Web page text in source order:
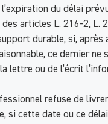
du délai
articles L. 216-2,
durable, si,
ce dernier ne
ou de l’écrit
refuse de
cette date ou ce